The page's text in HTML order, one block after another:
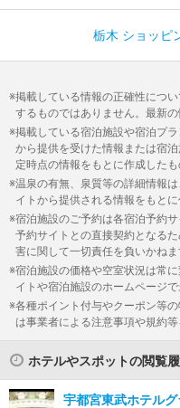
栃木 ショッピ
掲載している情報の正確性につ
するものではありません。最新
掲載している宿泊施設や宿泊プ
から提供を受けた情報または宿
定時点の情報をもとに作成したも
温泉の有無、泉質等の詳細情報
イトから提供される情報をもとに
宿泊施設のご予約は各宿泊予約
予約サイトとの直接契約となる
害に関して一切責任を負いかねま
宿泊施設の価格や空室状況は常
イトや宿泊施設のホームページ
各種ポイント付与やクーポン等
は事業者による注意事項や規約
ホテルやスポットの閲覧
宇都宮東武ホテル